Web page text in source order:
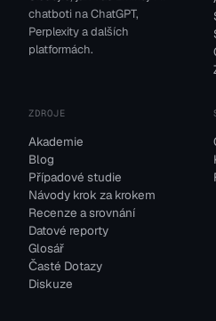
chatboti na ChatGPT,
Perplexity a dalších
platformách.
ZDROJE
Akademie
Blog
Případové studie
Návody krok za krokem
Recenze a srovnání
Datové reporty
Glosář
Časté Dotazy
Diskuze